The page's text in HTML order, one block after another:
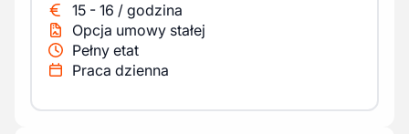
15 - 16 / godzina
Opcja umowy stałej
Pełny etat
Praca dzienna